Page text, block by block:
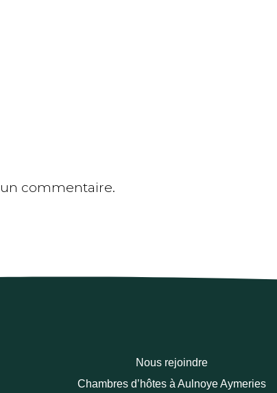
commentaire.
Nous rejoindre
Chambres d’hôtes à Aulnoye Aymeries